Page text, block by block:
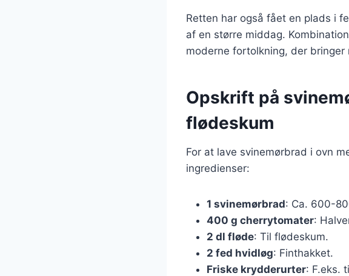
Retten har også fået en plads i
af en større middag.
moderne fortolkning, der
Opskrift på
flødeskum
For at lave svinemørbrad i ovn
ingredienser:
1 svinemørbrad: Ca. 600-
400 g cherrytomater:
2 dl fløde: Til flødeskum.
2 fed hvidløg: Finthakket.
Friske krydderurter: F.eks.